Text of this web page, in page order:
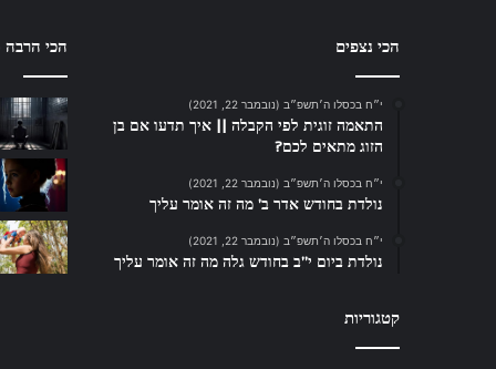
הכי נצפים
י״ח בכסלו ה׳תשפ״ב (נובמבר 22, 2021)
התאמה זוגית לפי הקבלה || איך תדעו אם בן
הזוג מתאים לכם?
י״ח בכסלו ה׳תשפ״ב (נובמבר 22, 2021)
נולדת בחודש אדר ב’ מה זה אומר עליך
י״ח בכסלו ה׳תשפ״ב (נובמבר 22, 2021)
נולדת ביום י”ב בחודש גלה מה זה אומר עליך
קטגוריות
הכי הרבה